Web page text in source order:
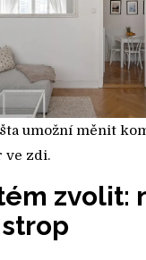
umožní měnit
ve zdi.
zvolit: